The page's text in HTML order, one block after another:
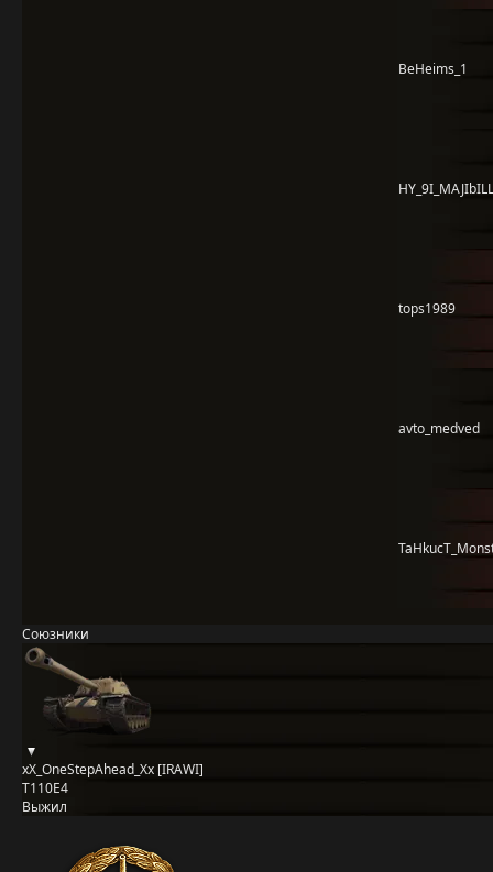
BeHeims_1
tops1989
avto_medved
Союзники
xX_OneStepAhead_Xx [IRAWI]
T110E4
Выжил